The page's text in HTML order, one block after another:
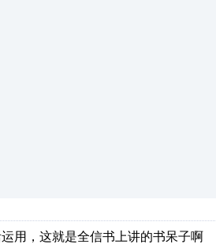
用，这就是全信书上讲的书呆子啊